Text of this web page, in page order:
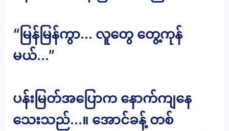
“မြန်မြန်ကွာ… လူတွေ တွေ့ကုန်
မယ်…”
ပန်းမြတ်အပြောက နောက်ကျနေ
သေးသည်…။ အောင်ခန့် တစ်